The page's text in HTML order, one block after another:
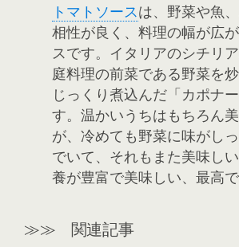
トマトソースは、野菜や魚
相性が良く、料理の幅が広
スです。イタリアのシチリ
庭料理の前菜である野菜を
じっくり煮込んだ「カポナ
す。温かいうちはもちろん
が、冷めても野菜に味がし
でいて、それもまた美味し
養が豊富で美味しい、最高で
≫≫ 関連記事